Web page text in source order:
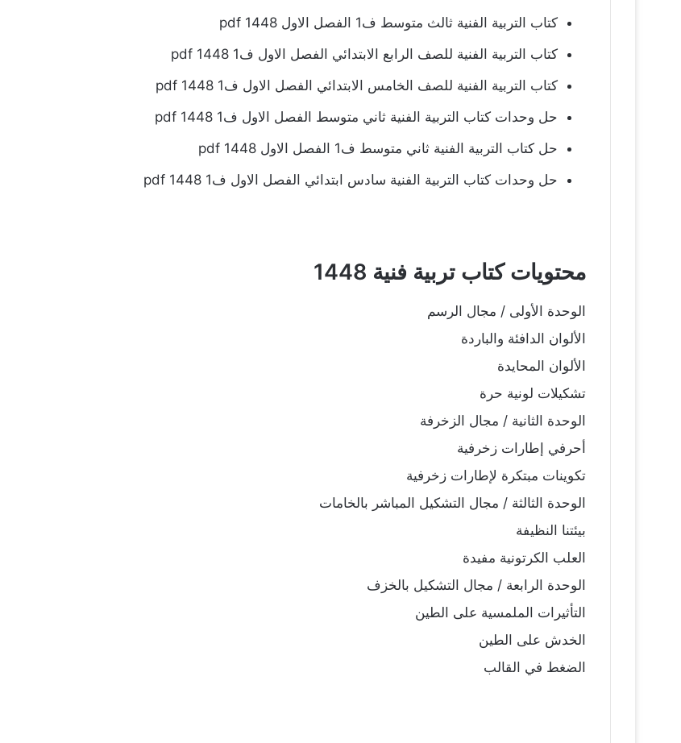
كتاب التربية الفنية ثالث متوسط ف1 الفصل الاول 1448 pdf
كتاب التربية الفنية للصف الرابع الابتدائي الفصل الاول ف1 1448 pdf
كتاب التربية الفنية للصف الخامس الابتدائي الفصل الاول ف1 pdf 1448
حل وحدات كتاب التربية الفنية ثاني متوسط الفصل الاول ف1 1448 pdf
حل كتاب التربية الفنية ثاني متوسط ف1 الفصل الاول pdf 1448
حل وحدات كتاب التربية الفنية سادس ابتدائي الفصل الاول ف1 1448 pdf
محتويات كتاب تربية فنية 1448
الوحدة الأولى / مجال الرسم
الألوان الدافئة والباردة
الألوان المحايدة
تشكيلات لونية حرة
الوحدة الثانية / مجال الزخرفة
أحرفي إطارات زخرفية
تكوينات مبتكرة لإطارات زخرفية
الوحدة الثالثة / مجال التشكيل المباشر بالخامات
بيئتنا النظيفة
العلب الكرتونية مفيدة
الوحدة الرابعة / مجال التشكيل بالخزف
التأثيرات الملمسية على الطين
الخدش على الطين
الضغط في القالب